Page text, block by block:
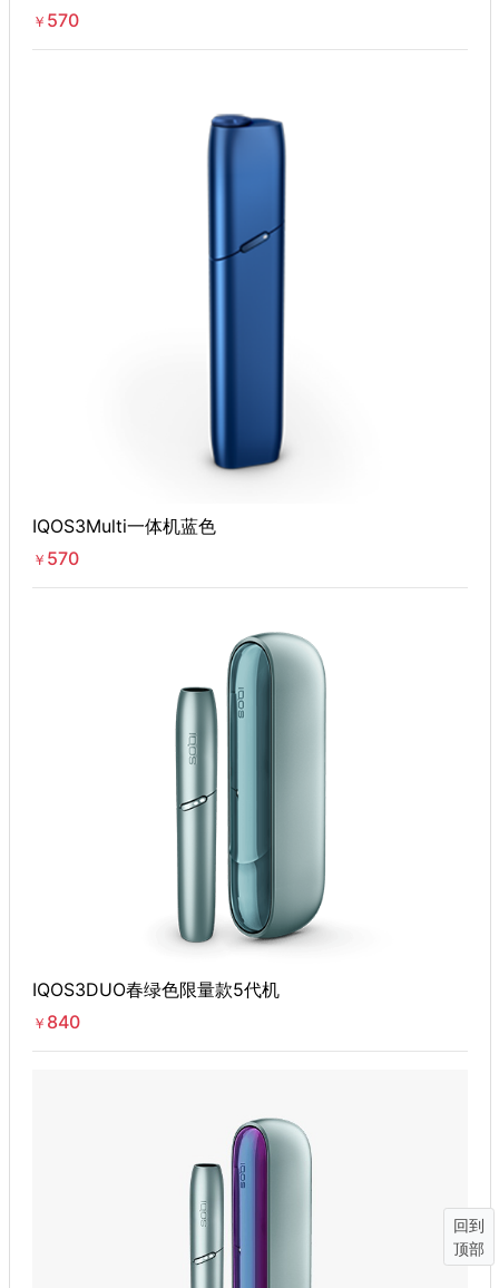
￥ 570
IQOS3Multi一体机蓝色
￥ 570
IQOS3DUO春绿色限量款5代机
￥ 840
回到
顶部